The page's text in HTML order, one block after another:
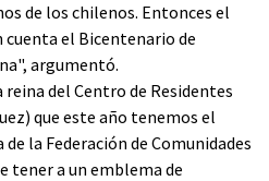
de los chilenos. Entonces el
el Bicentenario de
argumentó.
del Centro de Residentes
que este año tenemos el
la Federación de Comunidades
tener a un emblema de